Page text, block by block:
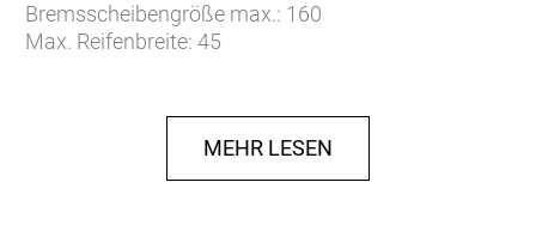
Bremsscheibengröße max.: 160
Max. Reifenbreite: 45
Gehäusedurchmesser (mm): 41
eBike-Eignung: ER10
Nettogewicht (g): 1425
MEHR LESEN